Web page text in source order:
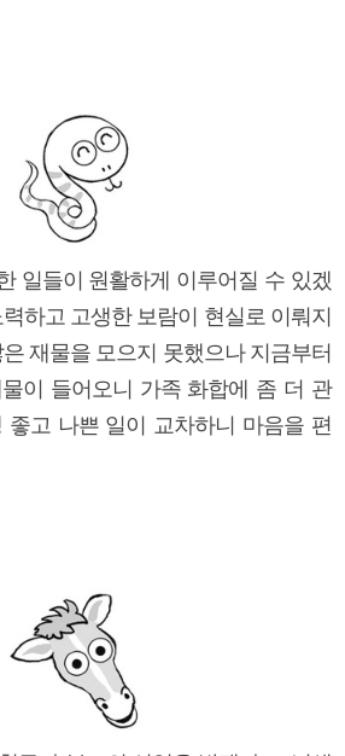
일들이 원활하게 이루어질 수 있겠
하고 고생한 보람이 현실로 이뤄지
재물을 모으지 못했으나 지금부터
이 들어오니 가족 화합에 좀 더 관
좋고 나쁜 일이 교차하니 마음을 편